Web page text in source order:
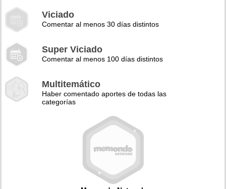
Viciado
Comentar al menos 30 días distintos
Super Viciado
Comentar al menos 100 días distintos
Multitemático
Haber comentado aportes de todas las
categorías